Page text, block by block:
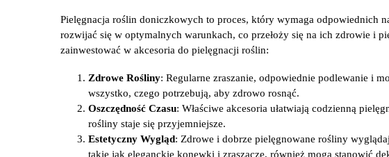
Pielęgnacja roślin doniczkowych to proces, który wymaga odpowiednich
rozwijać się w optymalnych warunkach, co przełoży się na ich zdrowie i
zainwestować w akcesoria do pielęgnacji roślin:
Zdrowe Rośliny: Regularne zraszanie, odpowiednie podlewanie i
wszystko, czego potrzebują, aby zdrowo rosnąć.
Oszczędność Czasu: Właściwe akcesoria ułatwiają codzienną
rośliny staje się przyjemniejsze.
Estetyczny Wygląd: Zdrowe i dobrze pielęgnowane rośliny
takie jak eleganckie konewki i zraszacze, również mogą stanowić